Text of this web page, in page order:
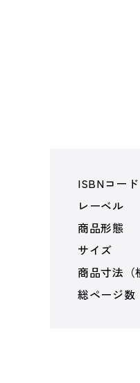
ISBNコード
レーベル
商品形態
サイズ
商品寸法（
総ページ数